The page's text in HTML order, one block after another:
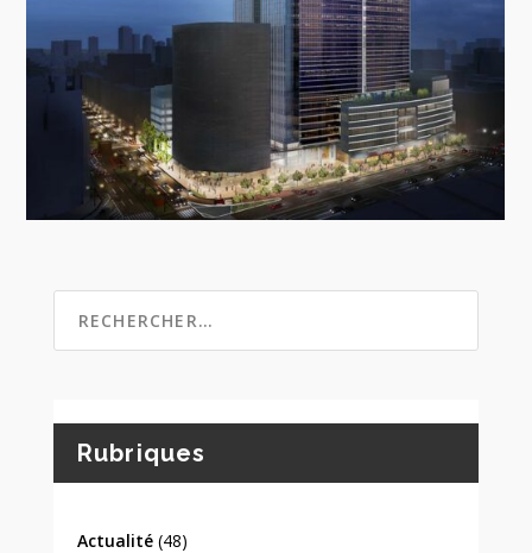
Rubriques
Actualité(48)